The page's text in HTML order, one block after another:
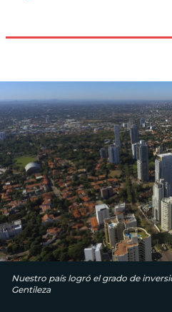
Nuestro país logró el grado de
Gentileza